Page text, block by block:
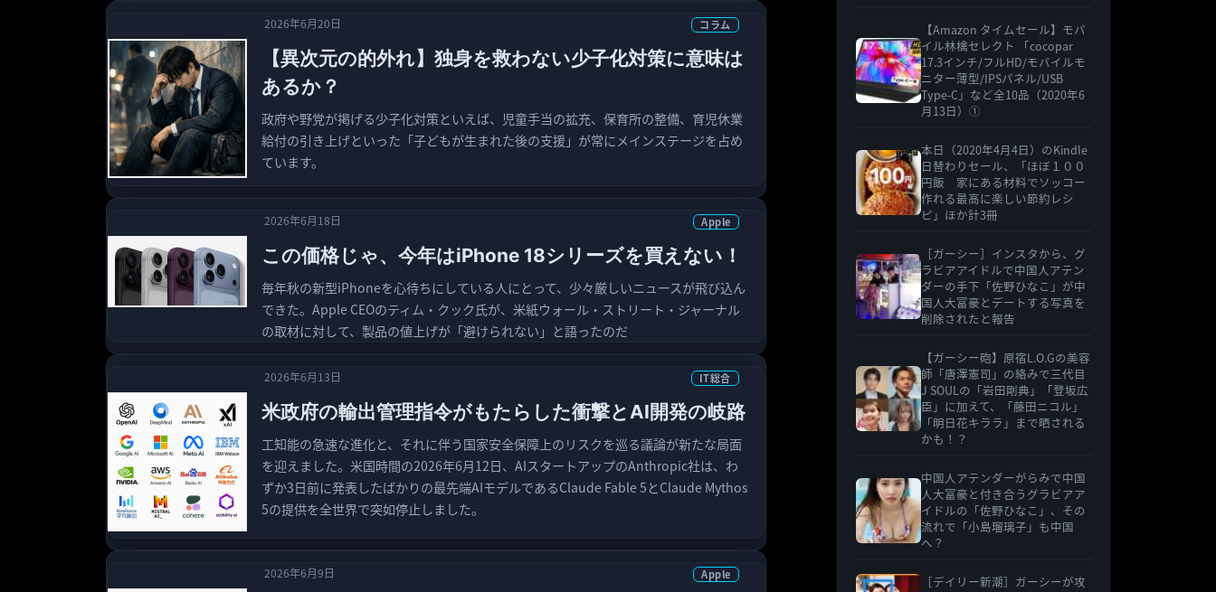
2026年6月20日 コラム
【異次元の的外れ】独身を救わない少子化対策に意味は
あるか？
政府や野党が掲げる少子化対策といえば、児童手当の拡充、保育所の整備、育児休業
給付の引き上げといった「子どもが生まれた後の支援」が常にメインステージを占め
ています。
2026年6月18日 Apple
この価格じゃ、今年はiPhone 18シリーズを買えない！
毎年秋の新型iPhoneを心待ちにしている人にとって、少々厳しいニュースが飛び込ん
できた。Apple CEOのティム・クック氏が、米紙ウォール・ストリート・ジャーナル
の取材に対して、製品の値上げが「避けられない」と語ったのだ
2026年6月13日 IT総合
米政府の輸出管理指令がもたらした衝撃とAI開発の岐路
工知能の急速な進化と、それに伴う国家安全保障上のリスクを巡る議論が新たな局面
を迎えました。米国時間の2026年6月12日、AIスタートアップのAnthropic社は、わ
ずか3日前に発表したばかりの最先端AIモデルであるClaude Fable 5とClaude Mythos
5の提供を全世界で突如停止しました。
2026年6月9日 Apple
【Amazon タイムセール】モバ
イル林檎セレクト 「cocopar
17.3インチ/フルHD/モバイルモ
ニター薄型/IPSパネル/USB
Type-C」など全10品（2020年6
月13日）①
本日（2020年4月4日）のKindle
日替わりセール、「ほぼ１００
円飯 家にある材料でソッコー
作れる最高に楽しい節約レシ
ピ」ほか計3冊
［ガーシー］インスタから、グ
ラビアアイドルで中国人アテン
ダーの手下「佐野ひなこ」が中
国人大富豪とデートする写真を
削除されたと報告
【ガーシー砲】原宿L.O.Gの美容
師「唐澤憲司」の絡みで三代目
J SOULの「岩田剛典」「登坂広
臣」に加えて、「藤田ニコル」
「明日花キララ」まで晒される
かも！？
中国人アテンダーがらみで中国
人大富豪と付き合うグラビアア
イドルの「佐野ひなこ」、その
流れで「小島瑠璃子」も中国
へ？
［デイリー新潮］ガーシーが攻